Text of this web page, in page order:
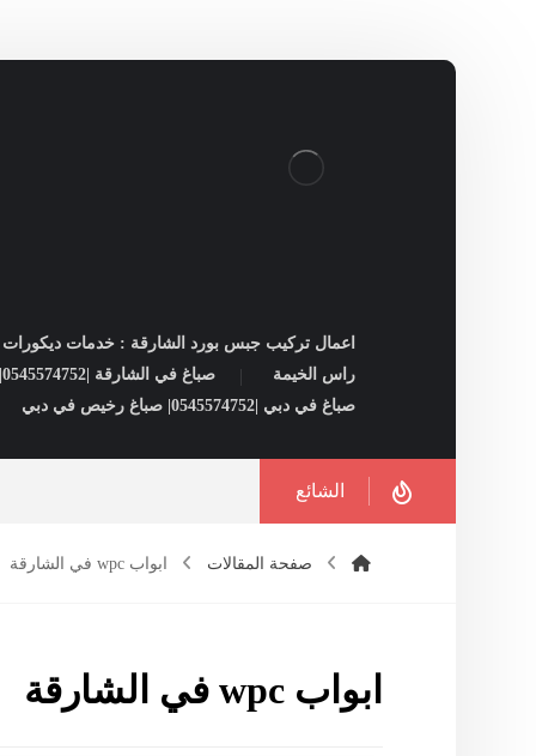
اعمال تركيب جبس بورد الشارقة : خدمات ديكورات
راس الخيمة
صباغ في الشارقة |0545574752| شركات صبغ فى الشارقة
صباغ في دبي |0545574752| صباغ رخيص في دبي
الشائع
صفحة المقالات ابواب wpc في الشارقة
ابواب wpc في الشارقة